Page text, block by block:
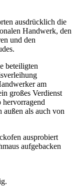
ausdrücklich die
Handwerk, den
und den
beteiligten
am
großes Verdienst
hervorragend
außen als auch von
ausprobiert
aufgebacken